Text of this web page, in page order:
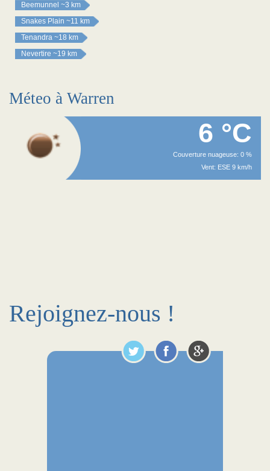
Beemunnel ~3 km
Snakes Plain ~11 km
Tenandra ~18 km
Nevertire ~19 km
Méteo à Warren
6 °C
Couverture nuageuse: 0 %
Vent: ESE 9 km/h
Rejoignez-nous !